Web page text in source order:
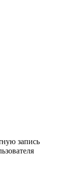
запись